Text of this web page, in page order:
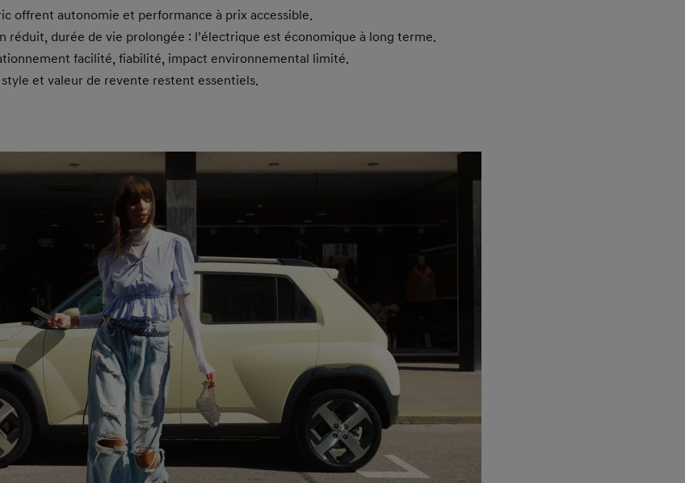
offrent autonomie et performance à prix accessible.
réduit, durée de vie prolongée : l’électrique est économique à long terme.
facilité, fiabilité, impact environnemental limité.
et valeur de revente restent essentiels.